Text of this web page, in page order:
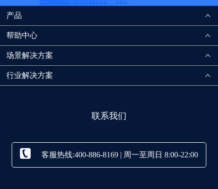
产品
帮助中心
场景解决方案
行业解决方案
联系我们
客服热线:400-886-8169 | 周一至周日 8:00-22:00